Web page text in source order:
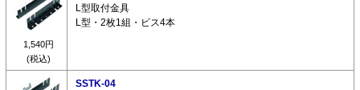
1,540円
(税込)
L型取付金具
L型・2枚1組・ビス4本
SSTK-04